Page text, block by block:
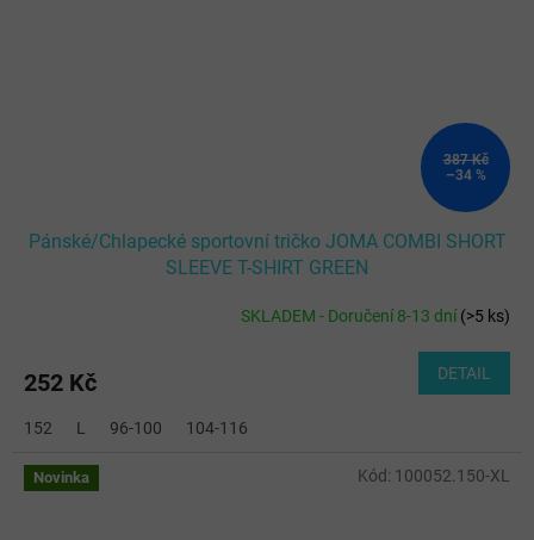
387 Kč
–34 %
Pánské/Chlapecké sportovní tričko JOMA COMBI SHORT
SLEEVE T-SHIRT GREEN
SKLADEM - Doručení 8-13 dní(>5 ks)
252 Kč DETAIL
152 L 96-100 104-116
Novinka Kód: 100052.150-XL